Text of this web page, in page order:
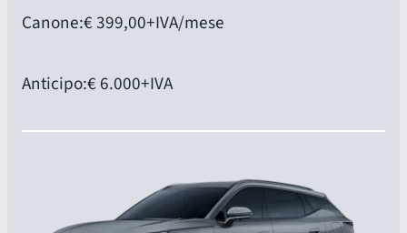
Canone:€ 399,00+IVA/mese
Anticipo:€ 6.000+IVA